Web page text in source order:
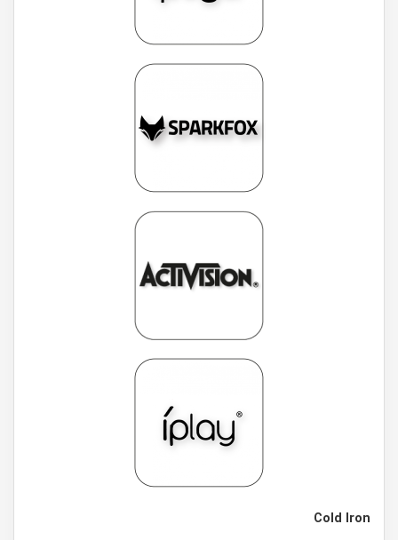
Cold Iron